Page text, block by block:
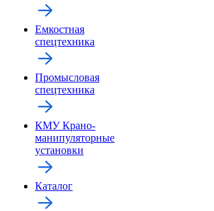
Емкостная
спецтехника
Промысловая
спецтехника
КМУ Крано-
манипуляторные
установки
Каталог